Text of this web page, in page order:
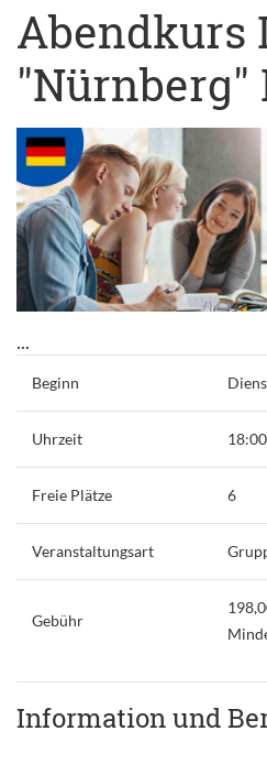
Abendkurs
"Nürnberg"
...
Beginn
Uhrzeit
Freie Plätze 6
Veranstaltungsart
Gebühr
Information und